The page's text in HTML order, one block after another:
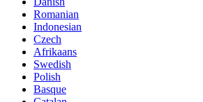
Romanian
Indonesian
Czech
Afrikaans
Swedish
Polish
Basque